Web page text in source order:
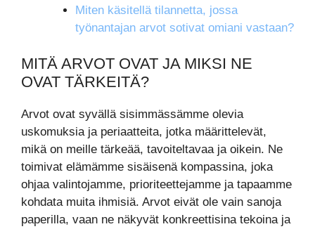
Miten käsitellä tilannetta, jossa
työnantajan arvot sotivat omiani vastaan?
MITÄ ARVOT OVAT JA MIKSI NE
OVAT TÄRKEITÄ?
Arvot ovat syvällä sisimmässämme olevia
uskomuksia ja periaatteita, jotka määrittelevät,
mikä on meille tärkeää, tavoiteltavaa ja oikein. Ne
toimivat elämämme sisäisenä kompassina, joka
ohjaa valintojamme, prioriteettejamme ja tapaamme
kohdata muita ihmisiä. Arvot eivät ole vain sanoja
paperilla, vaan ne näkyvät konkreettisina tekoina ja